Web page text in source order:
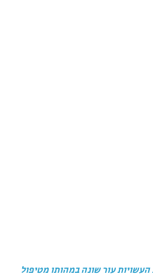
העשויות עור שונה במהותו מטיפול